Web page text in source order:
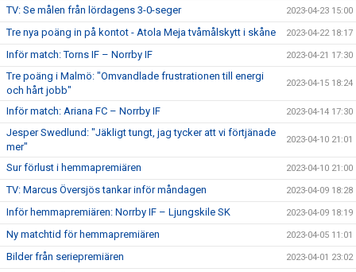
TV: Se målen från lördagens 3-0-seger 2023-04-23 15:00
Tre nya poäng in på kontot - Atola Meja tvåmålskytt i skåne 2023-04-22 18:17
Inför match: Torns IF – Norrby IF 2023-04-21 17:30
Tre poäng i Malmö: "Omvandlade frustrationen till energi
och hårt jobb"
2023-04-15 18:24
Inför match: Ariana FC – Norrby IF 2023-04-14 17:30
Jesper Swedlund: "Jäkligt tungt, jag tycker att vi förtjänade
mer"
2023-04-10 21:01
Sur förlust i hemmapremiären 2023-04-10 21:00
TV: Marcus Översjös tankar inför måndagen 2023-04-09 18:28
Inför hemmapremiären: Norrby IF – Ljungskile SK 2023-04-09 18:19
Ny matchtid för hemmapremiären 2023-04-05 11:01
Bilder från seriepremiären 2023-04-01 23:02